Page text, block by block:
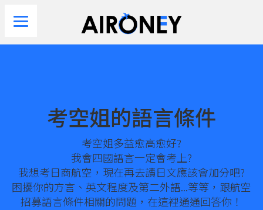
考空姐的語言條件
考空姐多益愈高愈好?
我會四國語言一定會考上?
我想考日商航空，現在再去讀日文應該會加分吧?
困擾你的方言、英文程度及第二外語...等等，跟航空
招募語言條件相關的問題，在這裡通通回答你！